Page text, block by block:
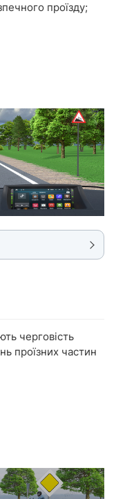
проїзду;
черговість
проїзних частин